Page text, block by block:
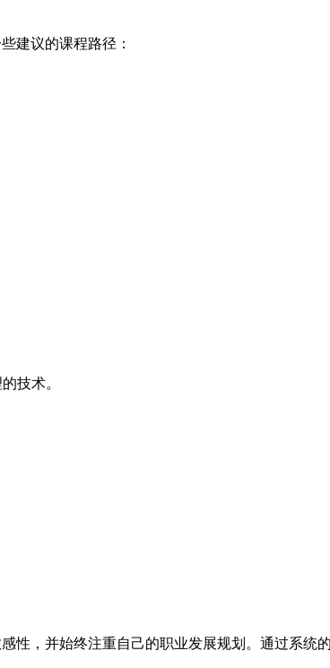
建议的课程路径：
技术。
，并始终注重自己的职业发展规划。通过系统